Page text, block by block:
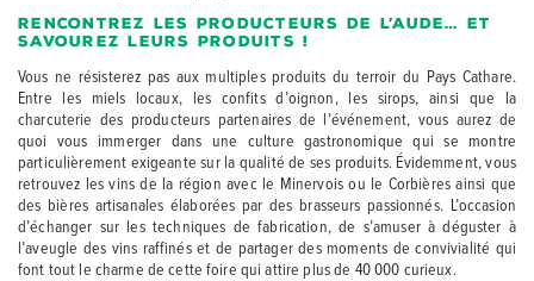
Rencontrez les producteurs de l’Aude… et
savourez leurs produits !
Vous ne résisterez pas aux multiples produits du terroir du Pays Cathare.
Entre les miels locaux, les confits d’oignon, les sirops, ainsi que la
charcuterie des producteurs partenaires de l’événement, vous aurez de
quoi vous immerger dans une culture gastronomique qui se montre
particulièrement exigeante sur la qualité de ses produits. Évidemment, vous
retrouvez les vins de la région avec le Minervois ou le Corbières ainsi que
des bières artisanales élaborées par des brasseurs passionnés. L’occasion
d’échanger sur les techniques de fabrication, de s’amuser à déguster à
l’aveugle des vins raffinés et de partager des moments de convivialité qui
font tout le charme de cette foire qui attire plus de 40 000 curieux.